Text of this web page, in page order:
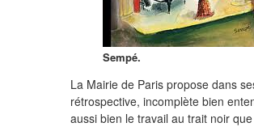
Sempé.
La Mairie de Paris propose dans
rétrospective, incomplète bien
aussi bien le travail au trait noir